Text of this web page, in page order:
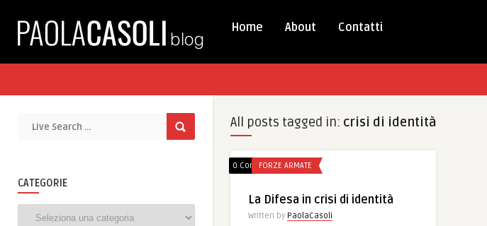
Home About Contatti
CATEGORIE
All posts tagged in: crisi di identità
0 CommentsFORZE ARMATE
La Difesa in crisi di identità
Written by PaolaCasoli